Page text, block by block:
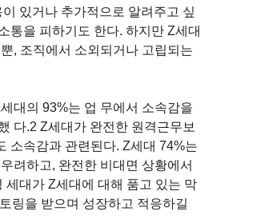
있거나 추가적으로 알려주고 싶
통을 피하기도 한다. 하지만 Z세대
, 조직에서 소외되거나 고립되는
대의 93%는 업 무에서 소속감을
다.2 Z세대가 완전한 원격근무보
소속감과 관련된다. Z세대 74%는
려하고, 완전한 비대면 상황에서
세대가 Z세대에 대해 품고 있는 막
링을 받으며 성장하고 적응하길